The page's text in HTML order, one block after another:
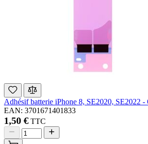
Adhésif batterie iPhone 8, SE2020, SE2022
EAN: 3701671401833
1,50 € TTC